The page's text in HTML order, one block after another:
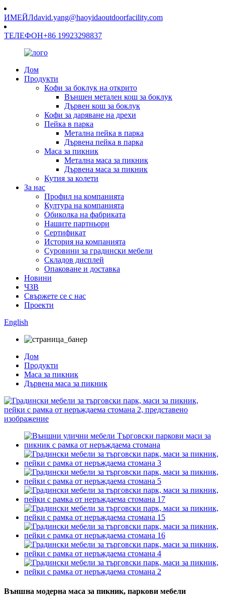
ИМЕЙЛdavid.yang@haoyidaoutdoorfacility.com
ТЕЛЕФОН+86 19923298837
Дом
Продукти
Кофи за боклук на открито
Външен метален кош за боклук
Дървен кош за боклук
Кофи за даряване на дрехи
Пейка в парка
Метална пейка в парка
Дървена пейка в парка
Маса за пикник
Метална маса за пикник
Дървена маса за пикник
Кутия за колети
За нас
Профил на компанията
Култура на компанията
Обиколка на фабриката
Нашите партньори
Сертификат
История на компанията
Суровини за градински мебели
Складов дисплей
Опаковане и доставка
Новини
ЧЗВ
Свържете се с нас
Проекти
English
Дом
Продукти
Маса за пикник
Дървена маса за пикник
Външна модерна маса за пикник, паркови мебели